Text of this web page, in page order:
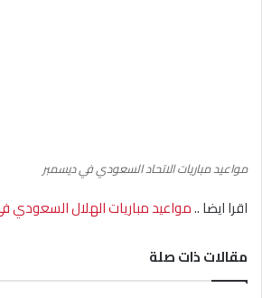
مواعيد مباريات الاتحاد السعودي في ديسمبر
اقرا ايضا ..مواعيد مباريات الهلال السعودي
مقالات ذات صلة